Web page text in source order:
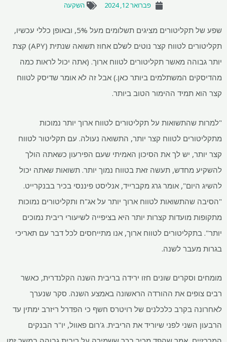
פברואר 12, 2024 השקעה
שפע של תקליטורים מציגים תשלומים מעל 5%, ובאופן כללי עכשיו,
תקליטורים לטווח קצר נוטים לשלם אחוז תשואה שנתית (APY) קצת
יותר גבוהה מאשר תקליטורים לטווח ארוך. (אתה יכול לראות כמה
מהדיסקים המשתלמים ביותר כאן.) אבל זה לא אומר שדיסק לטווח
קצר הוא תמיד ההימור הטוב ביותר.
"למרות שהתשואות על תקליטורים לטווח ארוך יותר נמוכות
מתקליטורים לטווח קצר יותר, התשואה נעולה. עם תקליטור לטווח
קצר יותר, יש לך את הסיכון האמיתי שעם הפירעון כשאתה הולך
להשקיע מחדש, תעשה זאת בטווח נמוך יותר. תשואות שאתה יכול
להשיג היום", אומר גרג מקברייד, אנליסט פיננסי בכיר בבנקרייט.
"הסיבה שהתשואות לטווח ארוך יותר על אג"ח ותקליטורים נמוכות
מתקופות מועדות קצרות יותר היא בציפייה לשיעורי ריבית נמוכים
יותר". בתקליטורים לטווח ארוך, אנו מתייחסים לכל דבר עם תאריכי
בגרות מעבר לשנה.
מומחים וסקרים שונים חזו ירידה בריבית השנה הקלנדרית, כאשר
רבים צופים את ההורדה הראשונה באמצע השנה. סקר שנערך
לאחרונה בקרב כלכלנים של רויטרס חשף כי הפדרל ריזרב ימתין עד
הרבעון השני לפני שיוריד את הריבית. ג'רום פאוול, יו"ר הבנקים